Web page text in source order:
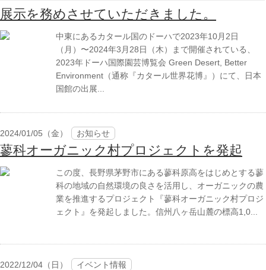
展示を務めさせていただきました。
中東にあるカタール国のドーハで2023年10月2日
（月）〜2024年3月28日（木）まで開催されている、
2023年ドーハ国際園芸博覧会 Green Desert, Better
Environment（通称『カタール世界花博』）にて、日本
国館の出展...
2024/01/05（金） お知らせ
蓼科オーガニック村プロジェクトを発起
この度、長野県茅野市にある蓼科原高をはじめとする蓼
科の地域の自然環境の良さを活用し、オーガニックの農
業を推進するプロジェクト『蓼科オーガニック村プロジ
ェクト』を発起しました。信州八ヶ岳山麓の標高1,0...
2022/12/04（日） イベント情報